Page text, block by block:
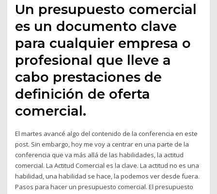
Un presupuesto comercial
es un documento clave
para cualquier empresa o
profesional que lleve a
cabo prestaciones de
definición de oferta
comercial.
El martes avancé algo del contenido de la conferencia en este
post. Sin embargo, hoy me voy a centrar en una parte de la
conferencia que va más allá de las habilidades, la actitud
comercial. La Actitud Comercial es la clave. La actitud no es una
habilidad, una habilidad se hace, la podemos ver desde fuera.
Pasos para hacer un presupuesto comercial. El presupuesto